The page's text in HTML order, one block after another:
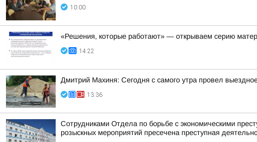
10:00
«Решения, которые работают» — открываем серию
14:22
Дмитрий Махиня: Сегодня с самого утра провел
13:36
Сотрудниками Отдела по борьбе с экономическими
розыскных мероприятий пресечена преступная